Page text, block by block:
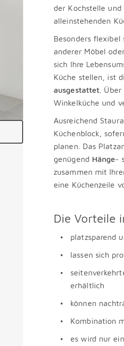
der Kochstelle
alleinstehenden
Besonders flexibel
anderer Möbel
sich Ihre
Küche stellen, ist
ausgestattet .
Winkelküche und
Ausreichend
Küchenblock,
planen. Das
genügend Hänge-
zusammen mit
eine Küchenzeile
Die Vorteile
platzsparend
lassen sich
erhältlich
können
Kombination
es wird nur